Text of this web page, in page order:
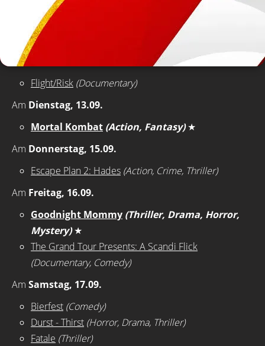
Flight/Risk (Documentary)
Am Dienstag, 13.09.
Mortal Kombat (Action, Fantasy) ★
Am Donnerstag, 15.09.
Escape Plan 2: Hades (Action, Crime, Thriller)
Am Freitag, 16.09.
Goodnight Mommy (Thriller, Drama, Horror,
Mystery) ★
The Grand Tour Presents: A Scandi Flick
(Documentary, Comedy)
Am Samstag, 17.09.
Bierfest (Comedy)
Durst - Thirst (Horror, Drama, Thriller)
Fatale (Thriller)